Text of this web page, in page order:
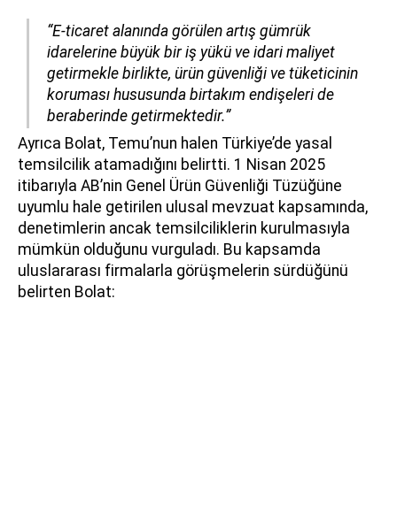
“E-ticaret alanında görülen artış gümrük
idarelerine büyük bir iş yükü ve idari maliyet
getirmekle birlikte, ürün güvenliği ve tüketicinin
koruması hususunda birtakım endişeleri de
beraberinde getirmektedir.”
Ayrıca Bolat, Temu’nun halen Türkiye’de yasal
temsilcilik atamadığını belirtti. 1 Nisan 2025
itibarıyla AB’nin Genel Ürün Güvenliği Tüzüğüne
uyumlu hale getirilen ulusal mevzuat kapsamında,
denetimlerin ancak temsilciliklerin kurulmasıyla
mümkün olduğunu vurguladı. Bu kapsamda
uluslararası firmalarla görüşmelerin sürdüğünü
belirten Bolat: